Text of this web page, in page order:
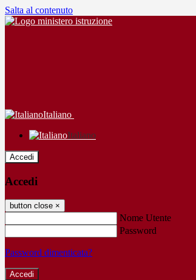
Salta al contenuto
Italiano
Italiano
Accedi
Accedi
button close ×
Nome Utente
Password
Password dimenticata?